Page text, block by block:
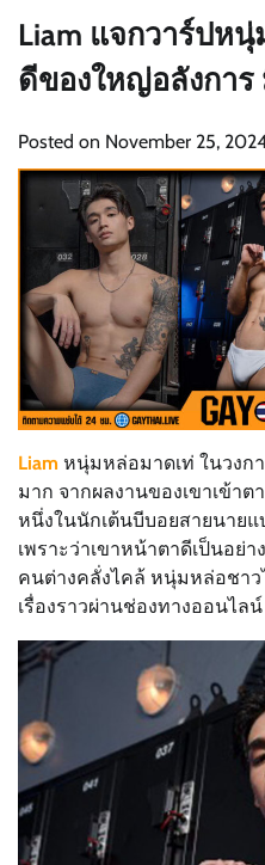
Liam แจกวาร์ปห
ดีของใหญ่อลังการ
Posted on November 25,
Liam หนุ่มหล่อมาดเท่ ในวงก
มาก จากผลงานของเขาเข้าต
หนึ่งในนักเต้นบีบอยสายนาย
เพราะว่าเขาหน้าตาดีเป็นอย่
คนต่างคลั่งไคล้ หนุ่มหล่อชา
เรื่องราวผ่านช่องทางออนไล